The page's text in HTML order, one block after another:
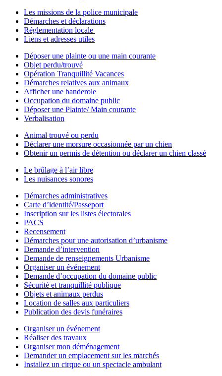
Les missions de la police municipale
Démarches et déclarations
Réglementation locale
Liens et adresses utiles
Déposer une plainte ou une main courante
Objet perdu/trouvé
Opération Tranquillité Vacances
Démarches relatives aux animaux
Afficher une banderole
Occupation du domaine public
Déposer une Plainte/ Main courante
Verbalisation
Animal trouvé ou perdu
Déclarer une morsure occasionnée par un chien
Obtenir un permis de détention ou déclarer un chien classé
Le brûlage à l’air libre
Les nuisances sonores
Démarches administratives
Carte d’identité/Passeport
Inscription sur les listes électorales
PACS
Recensement
Démarches pour une autorisation d’urbanisme
Demande d’intervention
Demande de renseignements Urbanisme
Organiser un événement
Demande d’occupation du domaine public
Sécurité et tranquillité publique
Objets et animaux perdus
Location de salles aux particuliers
Publication des devis funéraires
Organiser un événement
Réaliser des travaux
Organiser mon déménagement
Demander un emplacement sur les marchés
Installez un cirque ou un spectacle ambulant